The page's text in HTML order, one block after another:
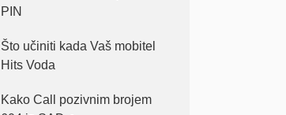
PIN
Što učiniti kada Vaš mobitel
Hits Voda
Kako Call pozivnim brojem